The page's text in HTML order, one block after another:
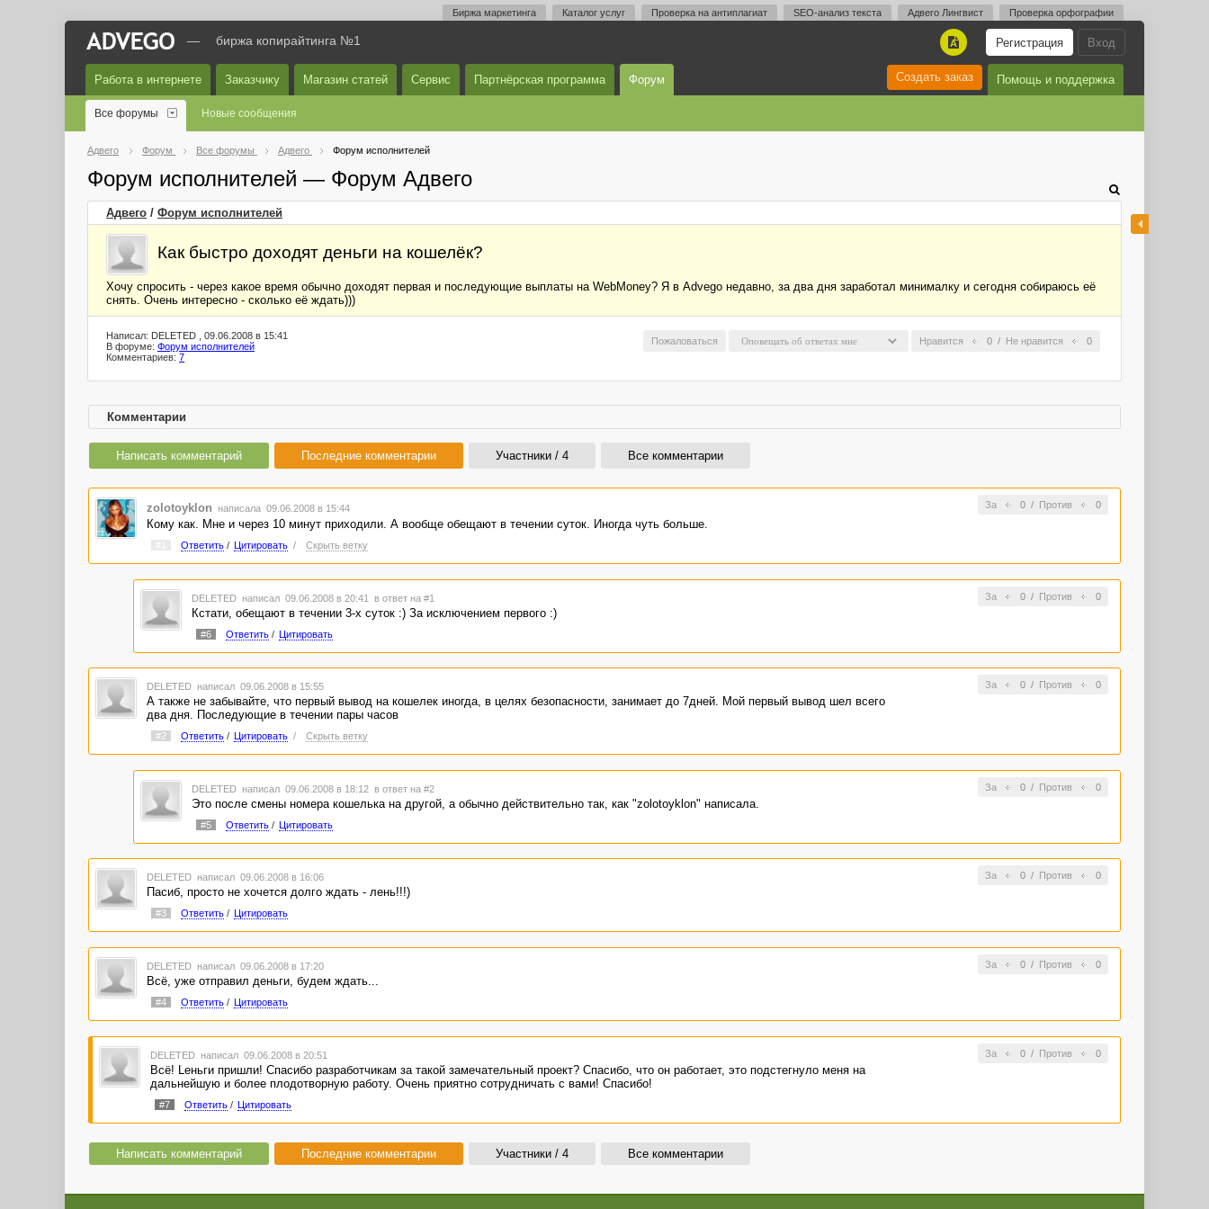
Биржа маркетинга Каталог услуг Проверка на антиплагиат SEO-анализ текста Адвего Лингвист Проверка орфографии
Вход
Регистрация
A
— биржа копирайтинга №1
Работа в интернете Заказчику Магазин статей Сервис Партнёрская программа Форум Помощь и поддержка
Создать заказ
Все форумы Новые сообщения
Адвего Форум Все форумы Адвего Форум исполнителей
Форум исполнителей — Форум Адвего
Адвего / Форум исполнителей
Как быстро доходят деньги на кошелёк?
Хочу спросить - через какое время обычно доходят первая и последующие выплаты на WebMoney? Я в Advego недавно, за два дня заработал минималку и сегодня собираюсь её
снять. Очень интересно - сколько её ждать)))
Нравится 0 / Не нравится 0
Пожаловаться
Написал: DELETED , 09.06.2008 в 15:41
В форуме: Форум исполнителей
Комментариев: 7
Комментарии
Написать комментарий Последние комментарии Участники / 4 Все комментарии
За 0/ Против 0
zolotoyklon написала 09.06.2008 в 15:44
Кому как. Мне и через 10 минут приходили. А вообще обещают в течении суток. Иногда чуть больше.
Ответить/ Цитировать / Скрыть ветку
За 0/ Против 0
DELETED написал 09.06.2008 в 20:41 в ответ на #1
Кстати, обещают в течении 3-х суток :) За исключением первого :)
#6 Ответить/ Цитировать
За 0/ Против 0
DELETED написал 09.06.2008 в 15:55
А также не забывайте, что первый вывод на кошелек иногда, в целях безопасности, занимает до 7дней. Мой первый вывод шел всего
два дня. Последующие в течении пары часов
#2 Ответить/ Цитировать / Скрыть ветку
За 0/ Против 0
DELETED написал 09.06.2008 в 18:12 в ответ на #2
Это после смены номера кошелька на другой, а обычно действительно так, как "zolotoyklon" написала.
#5 Ответить/ Цитировать
За 0/ Против 0
DELETED написал 09.06.2008 в 16:06
Пасиб, просто не хочется долго ждать - лень!!!)
#3 Ответить/ Цитировать
За 0/ Против 0
DELETED написал 09.06.2008 в 17:20
Всё, уже отправил деньги, будем ждать...
#4 Ответить/ Цитировать
За 0/ Против 0
DELETED написал 09.06.2008 в 20:51
Всё! Lеньги пришли! Cпасибо разработчикам за такой замечательный проект? Спасибо, что он работает, это подстегнуло меня на
дальнейшую и более плодотворную работу. Очень приятно сотрудничать с вами! Спасибо!
#7 Ответить/ Цитировать
Написать комментарий Последние комментарии Участники / 4 Все комментарии